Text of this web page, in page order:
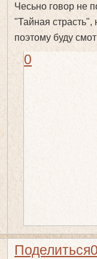
Чесьно говор не
"Тайная
поэтому буду
0
Поделиться